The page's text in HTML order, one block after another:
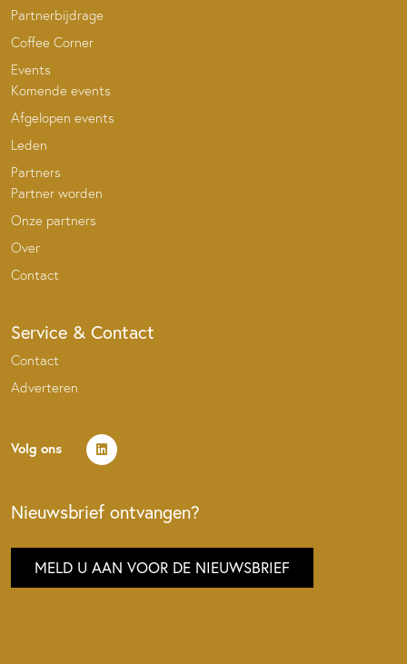
Partnerbijdrage
Coffee Corner
Events
Komende events
Afgelopen events
Leden
Partners
Partner worden
Onze partners
Over
Contact
Service & Contact
Contact
Adverteren
Volg ons
Nieuwsbrief ontvangen?
MELD U AAN VOOR DE NIEUWSBRIEF